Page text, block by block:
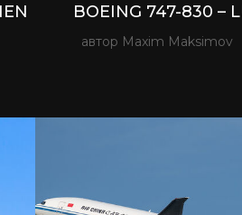
BOEING 747-830 –
автор Maxim Maksimov